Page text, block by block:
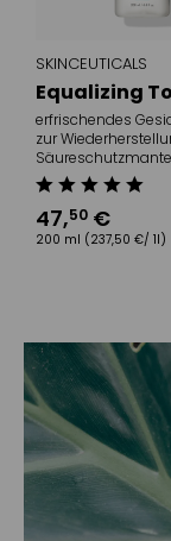
SKINCEUTICALS
Equalizing
erfrischendes
zur
47,50 €
200 ml (237,50 €/ 1l)